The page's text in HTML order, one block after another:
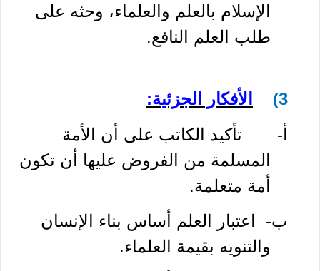
الإسلام بالعلم والعلماء، وحثه على
طلب العلم النافع.
3)
الأفكار الجزئية:
أ‌-
تأكيد الكاتب على أن الأمة
المسلمة من الفروض عليها أن تكون
أمة متعلمة.
ب‌-
اعتبار العلم أساس بناء الإنسان
والتنويه بقيمة العلماء.